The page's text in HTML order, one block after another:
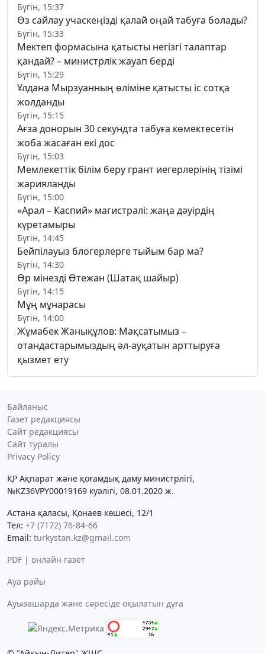
Бүгін, 15:37
Өз сайлау учаскеңізді қалай оңай табуға болады?
Бүгін, 15:33
Мектеп формасына қатысты негізгі талаптар
қандай? – министрлік жауап берді
Бүгін, 15:29
Ұлдана Мырзуанның өліміне қатысты іс сотқа
жолданды
Бүгін, 15:15
Ағза донорын 30 секундта табуға көмектесетін
жоба жасаған екі дос
Бүгін, 15:03
Мемлекеттік білім беру грант иегерлерінің тізімі
жарияланды
Бүгін, 15:00
«Арал – Каспий» магистралі: жаңа дәуірдің
күретамыры
Бүгін, 14:45
Бейпілауыз блогерлерге тыйым бар ма?
Бүгін, 14:30
Өр мінезді Өтежан (Шатақ шайыр)
Бүгін, 14:15
Мұң мұнарасы
Бүгін, 14:00
Жұмабек Жанықұлов: Мақсатымыз –
отандастарымыздың әл-ауқатын арттыруға
қызмет ету
Байланыс
Газет редакциясы
Сайт редакциясы
Сайт туралы
Privacy Policy
ҚР Ақпарат және қоғамдық даму министрлігі,
№KZ36VPY00019169 куәлігі, 08.01.2020 ж.
Астана қаласы, Қонаев көшесі, 12/1
Тел: +7 (7172) 76-84-66
Email: turkystan.kz@gmail.com
PDF | онлайн газет
Ауа райы
Ауызашарда және сәресіде оқылатын дұға